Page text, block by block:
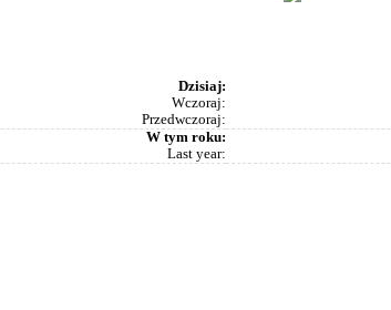
Dzisiaj:
Wczoraj:
Przedwczoraj:
W tym roku:
Last year: